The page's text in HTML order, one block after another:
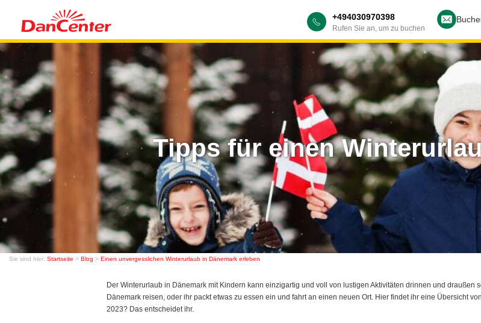
+494030970398
Rufen Sie an, um zu buchen
Tipps für einen
Sie sind hier: Startseite > Blog > Einen unvergesslichen Winterurlaub in Dänemark erleben
Der Winterurlaub in Dänemark mit Kindern kann einzigartig und voll von lustigen Aktivitäten drinnen und
Dänemark reisen, oder ihr packt etwas zu essen ein und fahrt an einen neuen Ort. Hier findet ihr eine Übersicht
2023? Das entscheidet ihr.